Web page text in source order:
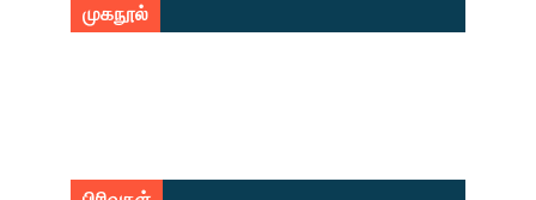
முகநூல்